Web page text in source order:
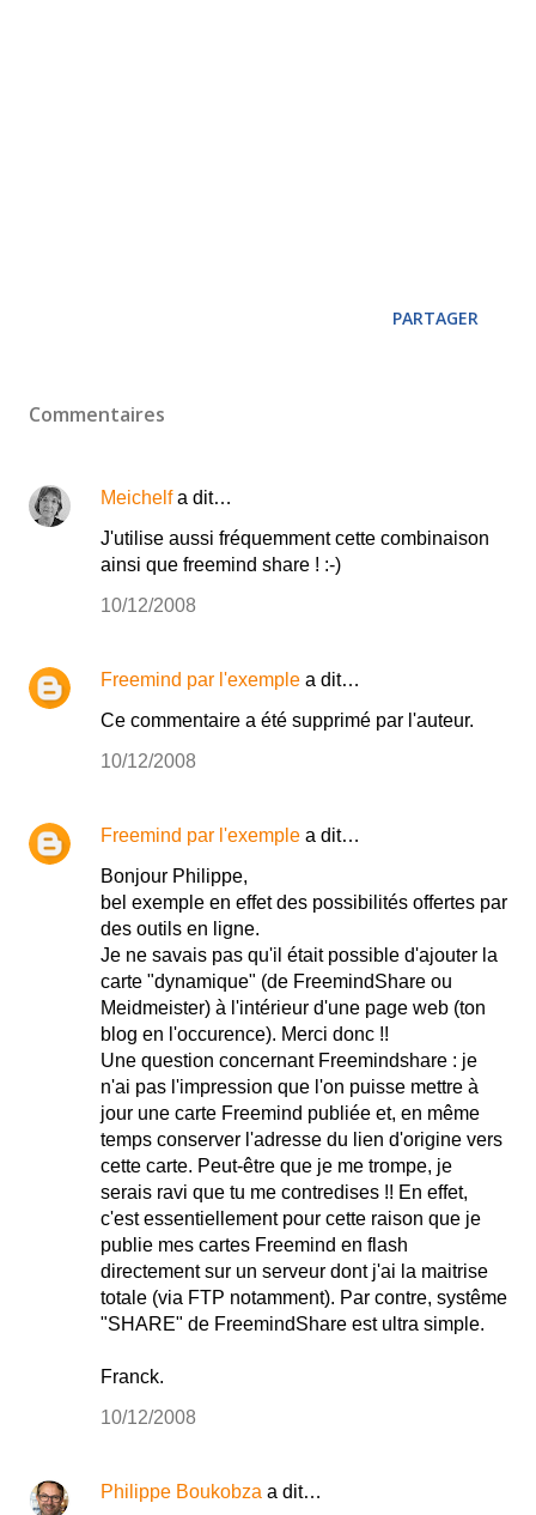
PARTAGER
Commentaires
Meichelfa dit…
J'utilise aussi fréquemment cette combinaison
ainsi que freemind share ! :-)
10/12/2008
Freemind par l'exemple a dit…
Ce commentaire a été supprimé par l'auteur.
10/12/2008
Freemind par l'exemple a dit…
Bonjour Philippe,
bel exemple en effet des possibilités offertes par
des outils en ligne.
Je ne savais pas qu'il était possible d'ajouter la
carte "dynamique" (de FreemindShare ou
Meidmeister) à l'intérieur d'une page web (ton
blog en l'occurence). Merci donc !!
Une question concernant Freemindshare : je
n'ai pas l'impression que l'on puisse mettre à
jour une carte Freemind publiée et, en même
temps conserver l'adresse du lien d'origine vers
cette carte. Peut-être que je me trompe, je
serais ravi que tu me contredises !! En effet,
c'est essentiellement pour cette raison que je
publie mes cartes Freemind en flash
directement sur un serveur dont j'ai la maitrise
totale (via FTP notamment). Par contre, systême
"SHARE" de FreemindShare est ultra simple.
Franck.
10/12/2008
Philippe Boukobza a dit…